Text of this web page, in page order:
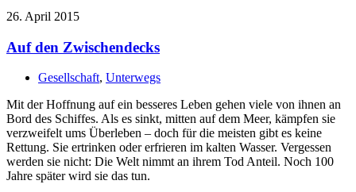
26. April 2015
Auf den Zwischendecks
Gesellschaft, Unterwegs
Mit der Hoffnung auf ein besseres Leben gehen viele von ihnen an
Bord des Schiffes. Als es sinkt, mitten auf dem Meer, kämpfen sie
verzweifelt ums Überleben – doch für die meisten gibt es keine
Rettung. Sie ertrinken oder erfrieren im kalten Wasser. Vergessen
werden sie nicht: Die Welt nimmt an ihrem Tod Anteil. Noch 100
Jahre später wird sie das tun.